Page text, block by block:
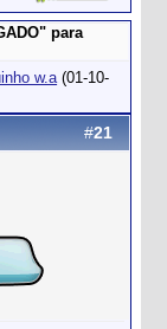
para
w.a(01-10-
#21